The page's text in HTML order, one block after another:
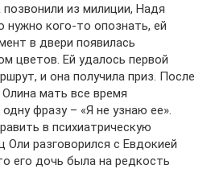
из милиции, Надя
нужно кого-то опознать, ей
в двери появилась
цветов. Ей удалось первой
и она получила приз. После
мать все время
фразу – «Я не узнаю ее».
в психиатрическую
Оли разговорился с Евдокией
его дочь была на редкость